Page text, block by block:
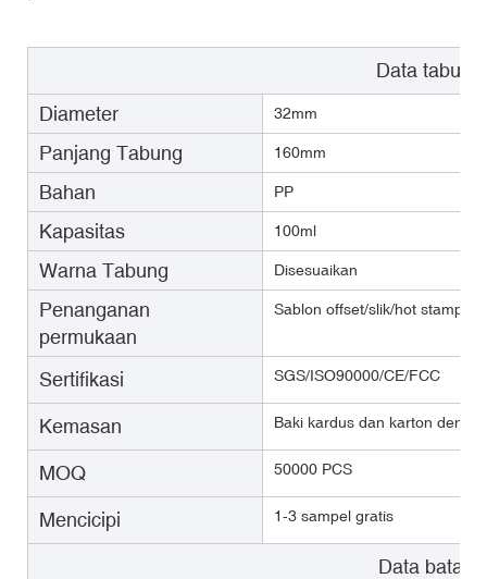
Data tabung
Diameter
32mm
Panjang Tabung 160mm
Bahan PP
Kapasitas 100ml
Warna Tabung Disesuaikan
Penanganan
permukaan
Sablon offset/slik/hot
Sertifikasi SGS/ISO90000/CE/FCC
Kemasan Baki kardus dan karton
MOQ 50000 PCS
Mencicipi 1-3 sampel gratis
Data batas